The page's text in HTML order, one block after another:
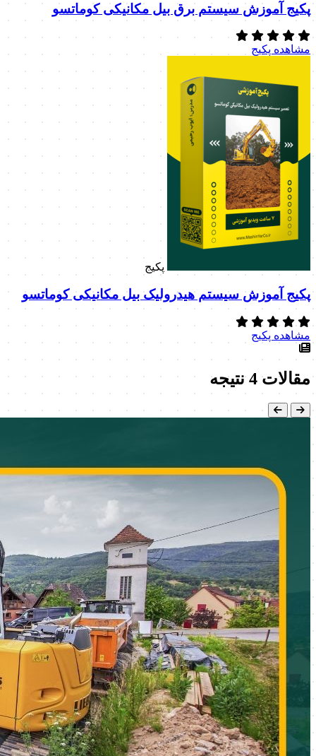
پکیج آموزش سیستم برق بیل مکانیکی کوماتسو
مشاهده پکیج
پکیج
پکیج آموزش سیستم هیدرولیک بیل مکانیکی کوماتسو
مشاهده پکیج
مقالات 4 نتیجه